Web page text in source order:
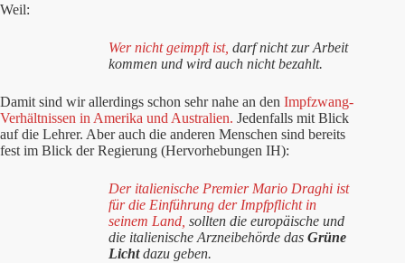
Weil:
Wer nicht geimpft ist, darf nicht zur Arbeit
kommen und wird auch nicht bezahlt.
Damit sind wir allerdings schon sehr nahe an den Impfzwang-
Verhältnissen in Amerika und Australien. Jedenfalls mit Blick
auf die Lehrer. Aber auch die anderen Menschen sind bereits
fest im Blick der Regierung (Hervorhebungen IH):
Der italienische Premier Mario Draghi ist
für die Einführung der Impfpflicht in
seinem Land, sollten die europäische und
die italienische Arzneibehörde das Grüne
Lichtdazu geben.